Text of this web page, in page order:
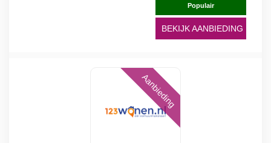
Populair
BEKIJK AANBIEDING
Aanbieding